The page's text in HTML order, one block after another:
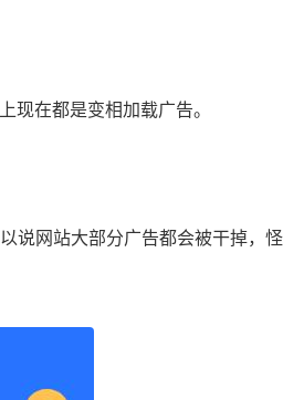
在都是变相加载广告。
说网站大部分广告都会被干掉，